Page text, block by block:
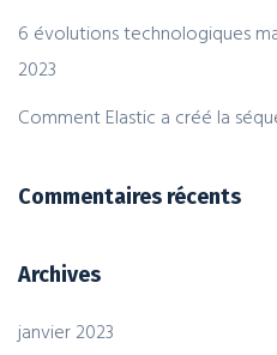
6 évolutions technologiques
2023
Comment Elastic a créé la
Commentaires récents
Archives
janvier 2023